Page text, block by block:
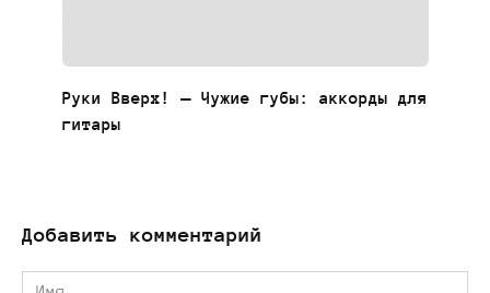
Руки Вверх! — Чужие губы: аккорды для
гитары
Добавить комментарий
Имя